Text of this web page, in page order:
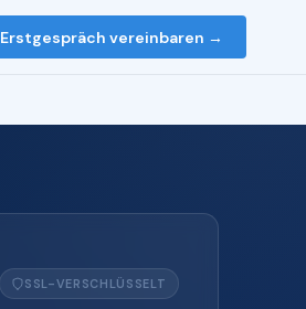
Erstgespräch vereinbaren →
SSL-VERSCHLÜSSELT